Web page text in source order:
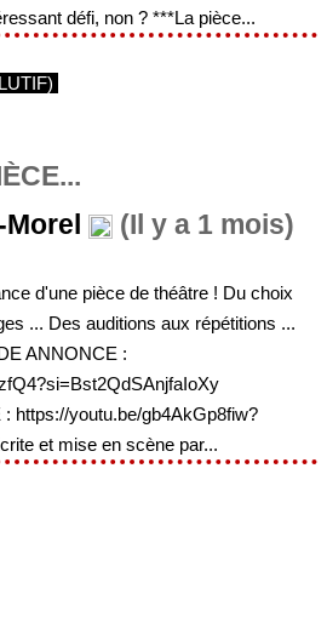
défi, non ? ***La pièce...
(Il y a 1 mois)
d'une pièce de théâtre ! Du choix
... Des auditions aux répétitions ...
ANNONCE :
https://youtu.be/gb4AkGp8fiw?
et mise en scène par...